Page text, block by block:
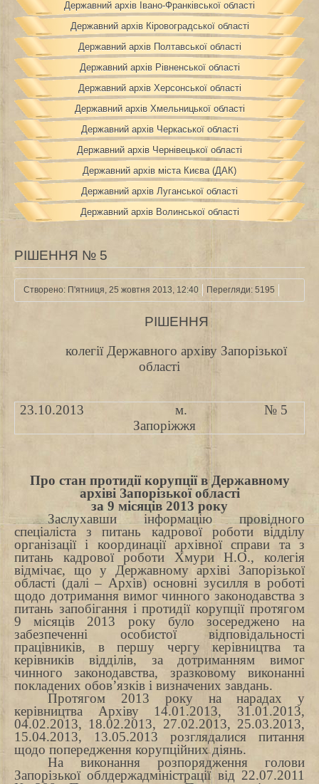
Державний архів Івано-Франківської області
Державний архів Кіровоградської області
Державний архів Полтавської області
Державний архів Рівненської області
Державний архів Херсонської області
Державний архів Хмельницької області
Державний архів Черкаської області
Державний архів Чернівецької області
Державний архів міста Києва (ДАК)
Державний архів Луганської області
Державний архів Волинської області
РІШЕННЯ № 5
Створено: П'ятниця, 25 жовтня 2013, 12:40 Перегляди: 5195
РІШЕННЯ
колегії Державного архіву Запорізької
області
23.10.2013
м.
Запоріжжя
№ 5
Про стан протидії корупції в Державному
архіві Запорізької області
за 9 місяців 2013 року
Заслухавши інформацію провідного
спеціаліста з питань кадрової роботи відділу
організації і координації архівної справи та з
питань кадрової роботи Хмури Н.О., колегія
відмічає, що у Державному архіві Запорізької
області (далі – Архів) основні зусилля в роботі
щодо дотримання вимог чинного законодавства з
питань запобігання і протидії корупції протягом
9 місяців 2013 року було зосереджено на
забезпеченні особистої відповідальності
працівників, в першу чергу керівництва та
керівників відділів, за дотриманням вимог
чинного законодавства, зразковому виконанні
покладених обов’язків і визначених завдань.
Протягом 2013 року на нарадах у
керівництва Архіву 14.01.2013,
31.01.2013,
04.02.2013, 18.02.2013, 27.02.2013, 25.03.2013,
15.04.2013, 13.05.2013 розглядалися питання
щодо попередження корупційних діянь.
На виконання розпорядження голови
Запорізької облдержадміністрації від 22.07.2011